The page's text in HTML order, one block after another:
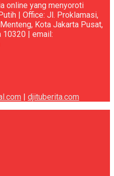
online yang menyoroti
| Office: Jl. Proklamasi,
Kota Jakarta Pusat,
10320 | email:
djituberita.com